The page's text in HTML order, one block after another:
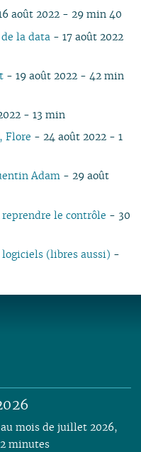
01
01
01
01
02
01
août 2022 - 29 min 40
la data - 17 août 2022
- 19 août 2022 - 42 min
- 13 min
Flore - 24 août 2022 - 1
Adam- 29 août
le contrôle - 30
(libres aussi) -
mois de juillet 2026,
minutes